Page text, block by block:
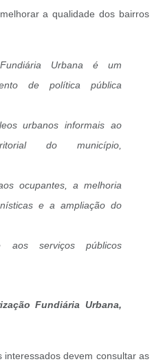
a qualidade dos bairros
Urbana é um
de política pública
urbanos informais ao
do município,
ocupantes, a melhoria
e a ampliação do
aos serviços públicos
Fundiária Urbana,
devem consultar as